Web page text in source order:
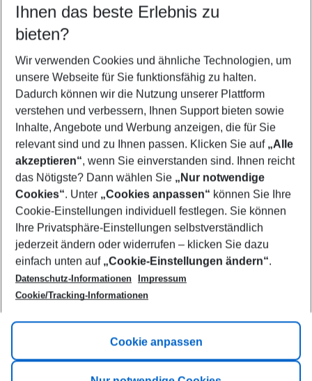
Find the perfect deal which suits your best
Your departure airport
Any airport
Select your date range
09/08/26–07/08/27 5-8 nights
Who will travel
2 adults No children
Show more filter
Footer
Footer navigation
Title A
Link A
Ihnen das beste Erlebnis zu
bieten?
Wir verwenden Cookies und ähnliche Technologien, um
unsere Webseite für Sie funktionsfähig zu halten.
Dadurch können wir die Nutzung unserer Plattform
verstehen und verbessern, Ihnen Support bieten sowie
Inhalte, Angebote und Werbung anzeigen, die für Sie
relevant sind und zu Ihnen passen. Klicken Sie auf „Alle
akzeptieren“, wenn Sie einverstanden sind. Ihnen reicht
das Nötigste? Dann wählen Sie „Nur notwendige
Cookies“. Unter „Cookies anpassen“ können Sie Ihre
Cookie-Einstellungen individuell festlegen. Sie können
Ihre Privatsphäre-Einstellungen selbstverständlich
jederzeit ändern oder widerrufen – klicken Sie dazu
einfach unten auf „Cookie-Einstellungen ändern“.
Datenschutz-Informationen
Impressum
Cookie/Tracking-Informationen
Cookie anpassen